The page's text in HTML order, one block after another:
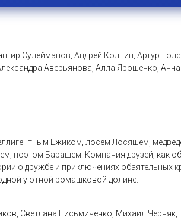
Сулейманов, Андрей Колпин, Артур
Аверьянова, Алла Ярошенко,
Ежиком, лосем Лосяшем,
Барашем. Компания друзей, как
о дружбе и приключениях обаятельных
уютной ромашковой долине.
Светлана Письмиченко, Михаил